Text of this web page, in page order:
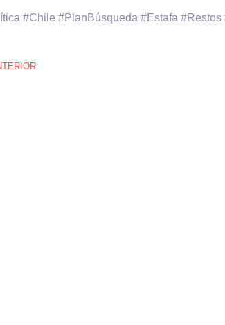
#Chile #PlanBúsqueda #Estafa #Restos